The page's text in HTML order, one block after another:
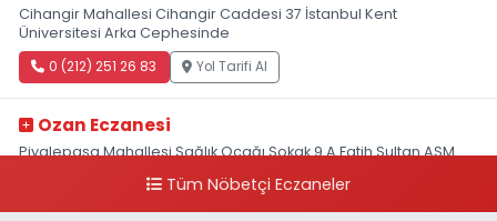
Cihangir Mahallesi Cihangir Caddesi 37 İstanbul Kent
Üniversitesi Arka Cephesinde
0 (212) 251 26 83 Yol Tarifi Al
Ozan Eczanesi
Piyalepaşa Mahallesi Sağlık Ocağı Sokak 9 A Fatih Sultan ASM
Tüm Nöbetçi Eczaneler